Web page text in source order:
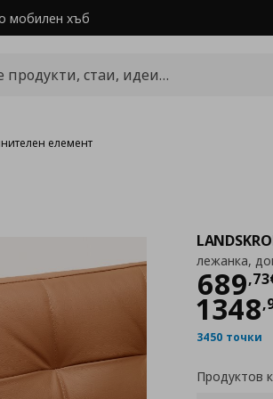
мобилен хъб
елемент
лежанка,
689,73
1348,
3450 точки
Продуктов